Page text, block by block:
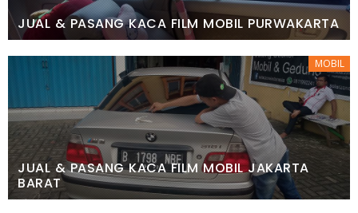
JUAL & PASANG KACA FILM MOBIL PURWAKARTA
MOBIL
JUAL & PASANG KACA FILM MOBIL JAKARTA
BARAT